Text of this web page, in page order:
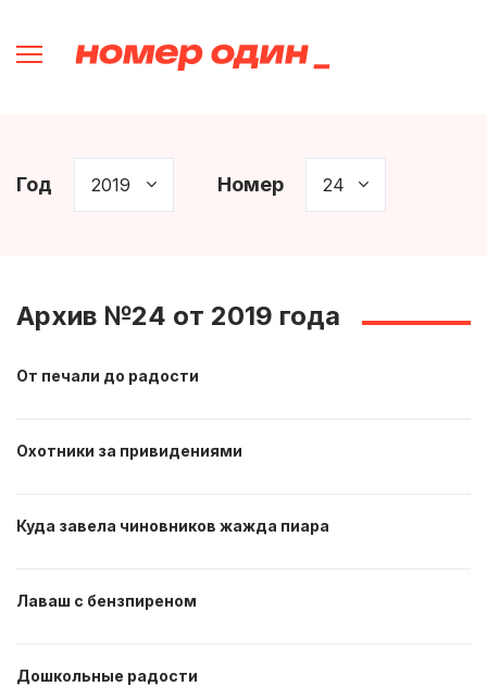
Год Номер
Архив №24 от 2019 года
От печали до радости
Охотники за привидениями
Куда завела чиновников жажда пиара
Лаваш с бензпиреном
Дошкольные радости